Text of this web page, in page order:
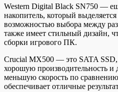
Western Digital Black SN750 —
накопитель, который
возможностью выбора между
также имеет стильный дизайн,
сборки игрового ПК.
Crucial MX500 — это SATA SSD,
хорошую производительность и
меньшую скорость по
обеспечивает отличные